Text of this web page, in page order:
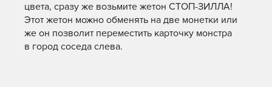
цвета, сразу же возьмите жетон СТОП-ЗИЛЛА!
Этот жетон можно обменять на две монетки или
же он позволит переместить карточку монстра
в город соседа слева.